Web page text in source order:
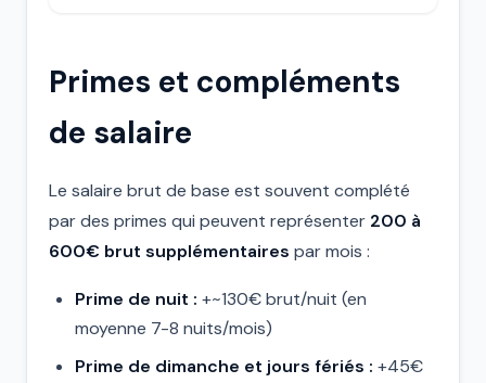
Primes et compléments
de salaire
Le salaire brut de base est souvent complété
par des primes qui peuvent représenter 200 à
600€ brut supplémentaires par mois :
Prime de nuit : +~130€ brut/nuit (en
moyenne 7-8 nuits/mois)
Prime de dimanche et jours fériés : +45€